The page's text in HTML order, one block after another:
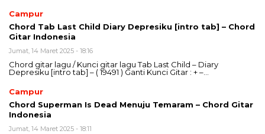
Campur
Chord Tab Last Child Diary Depresiku [intro tab] – Chord
Gitar Indonesia
Jumat, 14 Maret 2025 - 18:16
Chord gitar lagu / Kunci gitar lagu Tab Last Child – Diary
Depresiku [intro tab] – ( 19491 ) Ganti Kunci Gitar : + –…
Campur
Chord Superman Is Dead Menuju Temaram – Chord Gitar
Indonesia
Jumat, 14 Maret 2025 - 18:11